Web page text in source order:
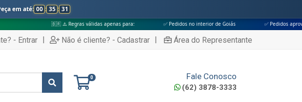
em até: 00 : 35 : 30
🇧🇷 ⚠️ Regras válidas apenas para: ✅ Pedidos no interior de Goiás ✅ Pedidos aprovados até às 18h
- Entrar | Não é cliente? - Cadastrar | Área do Representante
0 Fale Conosco
(62) 3878-3333